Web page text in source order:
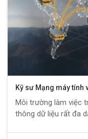
Kỹ sư Mạng máy tính
Môi trường làm việc
thông dữ liệu rất đa